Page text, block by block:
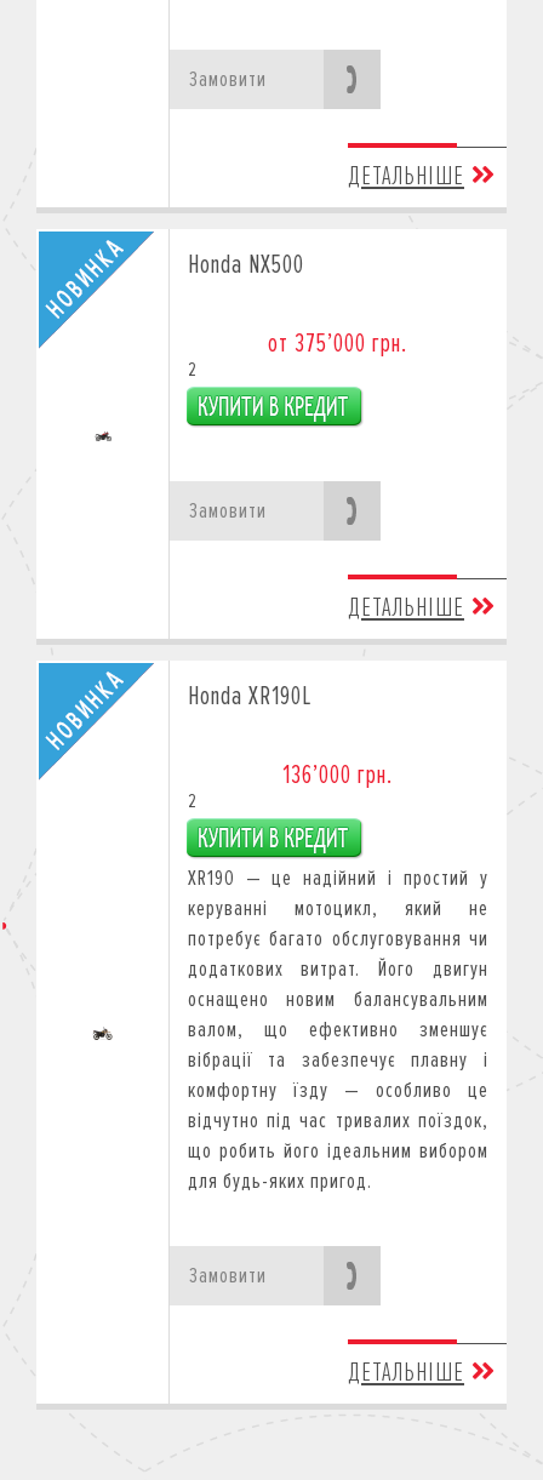
Замовити
ДЕТАЛЬНІШЕ
Honda NX500
от 375’000 грн.
2
Замовити
ДЕТАЛЬНІШЕ
Honda XR190L
136’000 грн.
2
XR190 — це надійний і простий у
керуванні мотоцикл, який не
потребує багато обслуговування чи
додаткових витрат. Його двигун
оснащено новим балансувальним
валом, що ефективно зменшує
вібрації та забезпечує плавну і
комфортну їзду — особливо це
відчутно під час тривалих поїздок,
що робить його ідеальним вибором
для будь-яких пригод.
Замовити
ДЕТАЛЬНІШЕ